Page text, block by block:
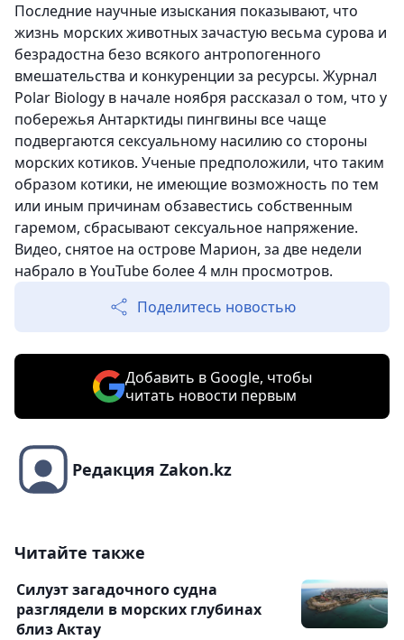
Последние научные изыскания показывают, что
жизнь морских животных зачастую весьма сурова и
безрадостна безо всякого антропогенного
вмешательства и конкуренции за ресурсы. Журнал
Polar Biology в начале ноября рассказал о том, что у
побережья Антарктиды пингвины все чаще
подвергаются сексуальному насилию со стороны
морских котиков. Ученые предположили, что таким
образом котики, не имеющие возможность по тем
или иным причинам обзавестись собственным
гаремом, сбрасывают сексуальное напряжение.
Видео, снятое на острове Марион, за две недели
набрало в YouTube более 4 млн просмотров.
Поделитесь новостью
Добавить в Google, чтобы
читать новости первым
Редакция Zakon.kz
Читайте также
Силуэт загадочного судна
разглядели в морских глубинах
близ Актау